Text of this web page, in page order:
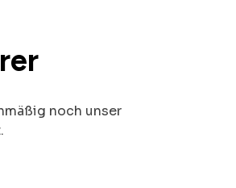
noch unser